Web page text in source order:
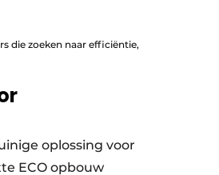
die zoeken naar efficiëntie,
oplossing voor
ECO opbouw